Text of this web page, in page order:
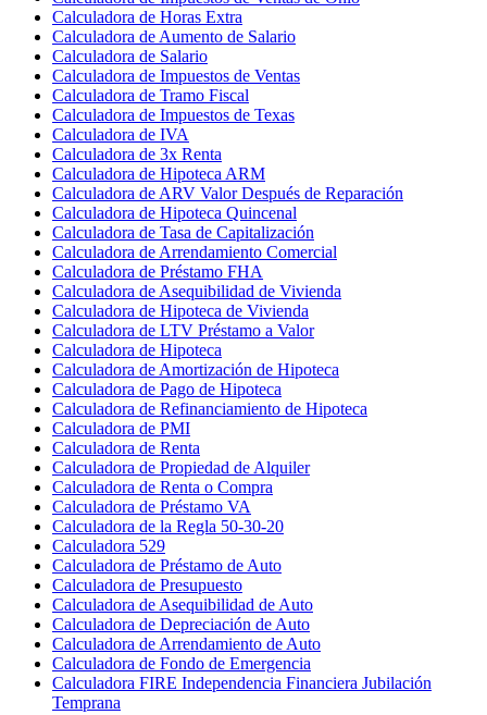
Calculadora de Horas Extra
Calculadora de Aumento de Salario
Calculadora de Salario
Calculadora de Impuestos de Ventas
Calculadora de Tramo Fiscal
Calculadora de Impuestos de Texas
Calculadora de IVA
Calculadora de 3x Renta
Calculadora de Hipoteca ARM
Calculadora de ARV Valor Después de Reparación
Calculadora de Hipoteca Quincenal
Calculadora de Tasa de Capitalización
Calculadora de Arrendamiento Comercial
Calculadora de Préstamo FHA
Calculadora de Asequibilidad de Vivienda
Calculadora de Hipoteca de Vivienda
Calculadora de LTV Préstamo a Valor
Calculadora de Hipoteca
Calculadora de Amortización de Hipoteca
Calculadora de Pago de Hipoteca
Calculadora de Refinanciamiento de Hipoteca
Calculadora de PMI
Calculadora de Renta
Calculadora de Propiedad de Alquiler
Calculadora de Renta o Compra
Calculadora de Préstamo VA
Calculadora de la Regla 50-30-20
Calculadora 529
Calculadora de Préstamo de Auto
Calculadora de Presupuesto
Calculadora de Asequibilidad de Auto
Calculadora de Depreciación de Auto
Calculadora de Arrendamiento de Auto
Calculadora de Fondo de Emergencia
Calculadora FIRE Independencia Financiera Jubilación
Temprana